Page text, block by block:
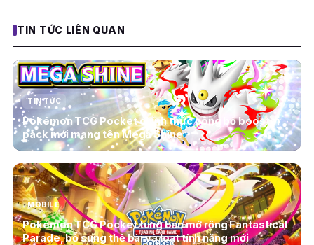
TIN TỨC LIÊN QUAN
TIN TỨC
Pokémon TCG Pocket chính thức công bố booster
pack mới mang tên Mega Shine
MOBILE
Pokémon TCG Pocket tung bản mở rộng Fantastical
Parade, bổ sung thẻ bài và loạt tính năng mới